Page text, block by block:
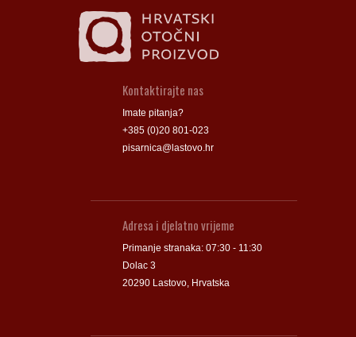
Kontaktirajte nas
Imate pitanja?
+385 (0)20 801-023
pisarnica@lastovo.hr
Adresa i djelatno vrijeme
Primanje stranaka: 07:30 - 11:30
Dolac 3
20290 Lastovo, Hrvatska